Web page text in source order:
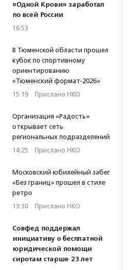
«Одной Крови» заработал
по всей России
16:53
В Тюменской области прошел
кубок по спортивному
ориентированию
«Тюменский формат-2026»
15:19 · Прислано НКО
Организация «Радость»
открывает сеть
региональных подразделений
14:25 · Прислано НКО
Московский юбилейный забег
«Без границ» прошел в стиле
ретро
13:30 · Прислано НКО
Совфед поддержал
инициативу о бесплатной
юридической помощи
сиротам старше 23 лет